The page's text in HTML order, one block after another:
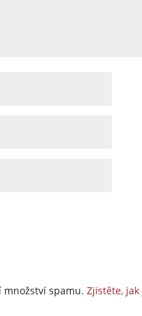
množství spamu.Zjistěte,